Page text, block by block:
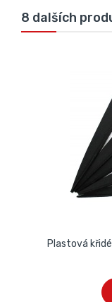
8 dalších
Plastová